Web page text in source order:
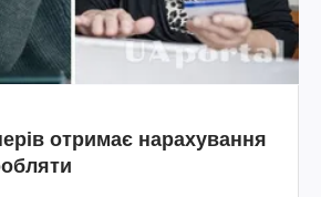
отримає нарахування